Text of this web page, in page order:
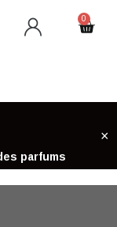
0
Cart
parfums
×